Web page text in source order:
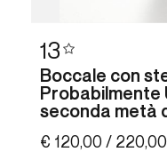
13
Boccale con
Probabilmente
seconda metà
€ 120,00 / 220,00